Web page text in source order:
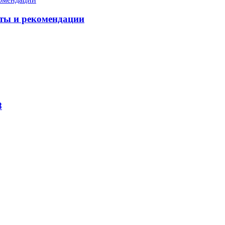
и рекомендации